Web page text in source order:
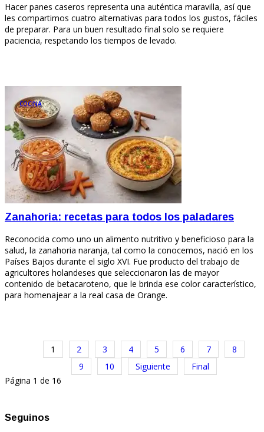
Hacer panes caseros representa una auténtica maravilla, así que
les compartimos cuatro alternativas para todos los gustos, fáciles
de preparar. Para un buen resultado final solo se requiere
paciencia, respetando los tiempos de levado.
COCINA
Zanahoria: recetas para todos los paladares
Reconocida como uno un alimento nutritivo y beneficioso para la
salud, la zanahoria naranja, tal como la conocemos, nació en los
Países Bajos durante el siglo XVI. Fue producto del trabajo de
agricultores holandeses que seleccionaron las de mayor
contenido de betacaroteno, que le brinda ese color característico,
para homenajear a la real casa de Orange.
1 2 3 4 5 6 7
8
9
10 Siguiente
Final
Página 1 de 16
Seguinos